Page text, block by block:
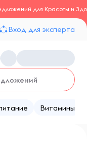
для Красоты и
Вход для эксперта
Витамины